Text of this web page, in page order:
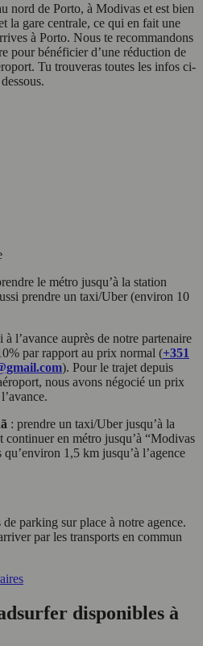
nord de Porto, à Modivas et est bien
la gare centrale, ce qui en fait une
à Porto. Nous te recommandons
pour bénéficier d’une réduction de
Tu trouveras toutes les infos ci-
dessous.
le métro jusqu’à la station
prendre un taxi/Uber (environ 10
l’avance auprès de notre partenaire
par rapport au prix normal (+351
). Pour le trajet depuis
nous avons négocié un prix
: prendre un taxi/Uber jusqu’à la
continuer en métro jusqu’à “Modivas
1,5 km jusqu’à l’agence
parking sur place à notre agence.
par les transports en commun
disponibles à